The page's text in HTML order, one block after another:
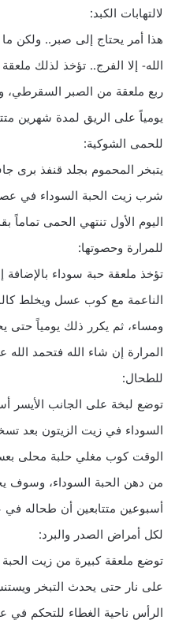
لالتهابات الكبد:
هذا أمر يحتاج إلى صبر.. ولكن ما
الله- إلا الفرج.. تؤخذ لذلك
ربع ملعقة من الصبر
يومياً على الريق لمدة شهرين
للحمى الشوكية:
يتبخر المحموم بجلد قنفذ برى
شرب زيت الحبة السوداء في
اليوم الأول تنتهي الحمى تماماً
للمرارة وحصوتها:
تؤخذ ملعقة حبة سوداء
الناعمة مع كوب عسل ويخلط
ومساء، ثم يكرر ذلك يومياً حتى
المرارة إن شاء الله فتحمد
للطحال:
توضع لبخة على الجانب الأيسر
السوداء في زيت الزيتون بعد
الوقت كوب مغلي حلبة محلى
من دهن الحبة السوداء، وسوف
أسبوعين متتابعين أن طحاله في
لكل أمراض الصدر والبرد:
توضع ملعقة كبيرة من زيت
على نار حتى يحدث التبخر
الرأس ناحية الغطاء للتحكم في